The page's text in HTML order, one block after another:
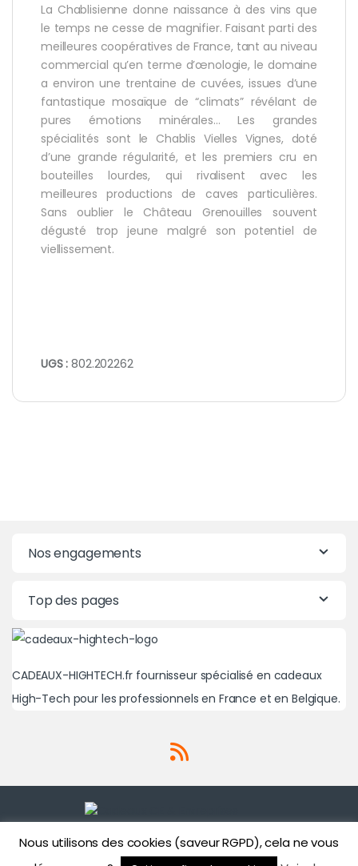
La Chablisienne donne naissance à des vins que
le temps ne cesse de magnifier. Faisant parti des
meilleures coopératives de France, tant au niveau
commercial qu’en terme d’œnologie, le domaine
a environ une trentaine de cuvées, issues d’une
fantastique mosaïque de “climats” révélant de
pures émotions minérales… Les grandes
spécialités sont le Chablis Vielles Vignes, doté
d’une grande régularité, et les premiers cru en
bouteilles lourdes, qui rivalisent avec les
meilleures productions de caves particulières.
Sans oublier le Château Grenouilles souvent
dégusté trop jeune malgré son potentiel de
viellissement.
UGS :802.202262
Nos engagements
Top des pages
CADEAUX-HIGHTECH.fr fournisseur spécialisé en cadeaux
High-Tech pour les professionnels en France et en Belgique.
Une question? Un besoin?
Nous utilisons des cookies (saveur RGPD), cela ne vous